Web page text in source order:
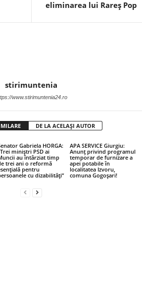
eliminarea lui Rareș Pop
stirimuntenia
www.stirimuntenia24.ro
DE LA ACELAȘI AUTOR
Gabriela HORGA:
miniștri PSD ai
au întârziat timp
trei ani o reformă
pentru
cu dizabilități”
APA SERVICE Giurgiu:
Anunț privind programul
temporar de furnizare a
apei potabile în
localitatea Izvoru,
comuna Gogoșari!